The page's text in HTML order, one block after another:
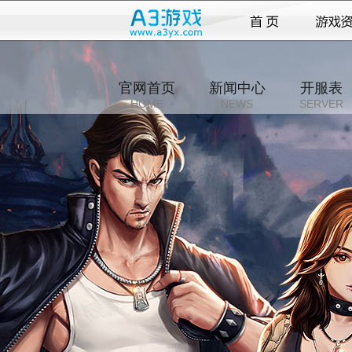
官网首页
HOME
新闻中心
NEWS
开服表
SERVER